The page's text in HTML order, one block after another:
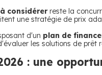
considérerreste la
une stratégie de prix
d'un plan de
les solutions de prêt
: une